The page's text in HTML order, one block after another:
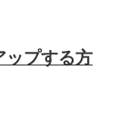
ップする方